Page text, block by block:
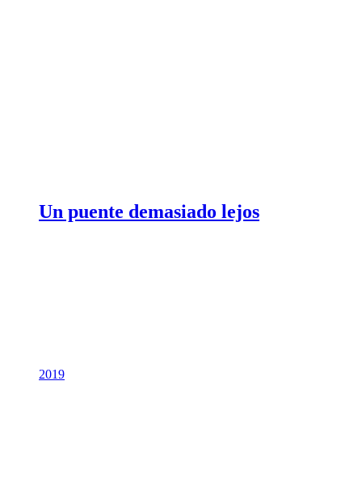
Un puente demasiado lejos
2019